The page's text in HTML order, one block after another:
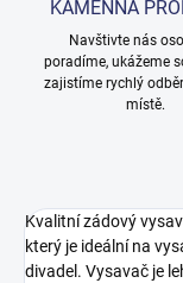
KAMENNÁ
Navštivte nás
poradíme, ukážeme
zajistíme rychlý
místě.
Kvalitní zádový
který je ideální na
divadel. Vysavač je